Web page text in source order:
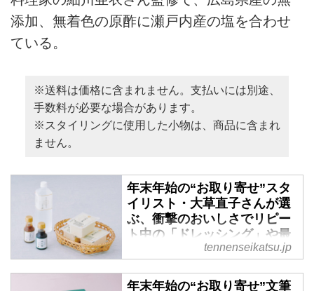
添加、無着色の原酢に瀬戸内産の塩を合わせ
ている。
※送料は価格に含まれません。支払いには別途、
手数料が必要な場合があります。
※スタイリングに使用した小物は、商品に含まれ
ません。
年末年始の“お取り寄せ”スタ
イリスト・大草直子さんが選
ぶ、衝撃のおいしさでリピー
ト中の「ドレッシング」や最
高においしい「湯豆腐」セッ
贈って喜ばれたり、もらって感動
tennenseikatsu.jp
年末年始の“お取り寄せ”文筆